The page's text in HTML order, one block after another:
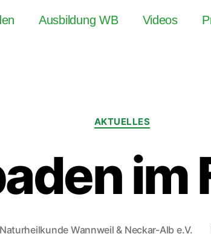
Ausbildung WB Videos
AKTUELLES
im
Naturheilkunde Wannweil & Neckar-Alb e.V.